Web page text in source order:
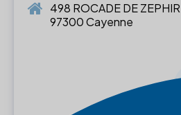
498 ROCADE DE ZEPHIR
97300 Cayenne